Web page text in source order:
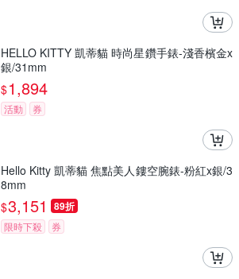
HELLO KITTY 凱蒂貓 時尚星鑽手錶-淺香檳金x
銀/31mm
$1,894
活動 券
Hello Kitty 凱蒂貓 焦點美人鏤空腕錶-粉紅x銀/3
8mm
$3,151 89折
限時下殺 券